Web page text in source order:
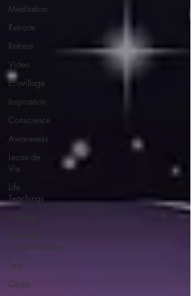
Meditation
Retraite
Retreat
Video
Ecovillage
Inspiration
Conscience
Awareness
Leçon de
Vie
Life
Teachings
Open Up
Communication
Taiji
Corps